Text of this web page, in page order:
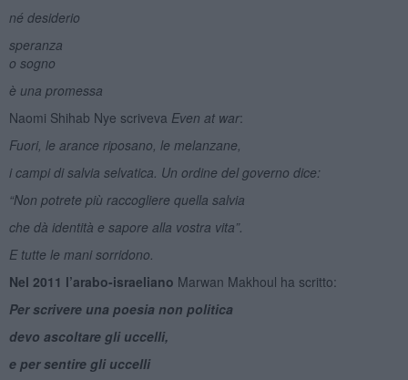
né desiderio
speranza
o sogno
è una promessa
Naomi Shihab Nye scriveva Even at war:
Fuori, le arance riposano, le melanzane,
i campi di salvia selvatica. Un ordine del governo dice:
“Non potrete più raccogliere quella salvia
che dà identità e sapore alla vostra vita”.
E tutte le mani sorridono.
Nel 2011 l’arabo-israeliano Marwan Makhoul ha scritto:
Per scrivere una poesia non politica
devo ascoltare gli uccelli,
e per sentire gli uccelli